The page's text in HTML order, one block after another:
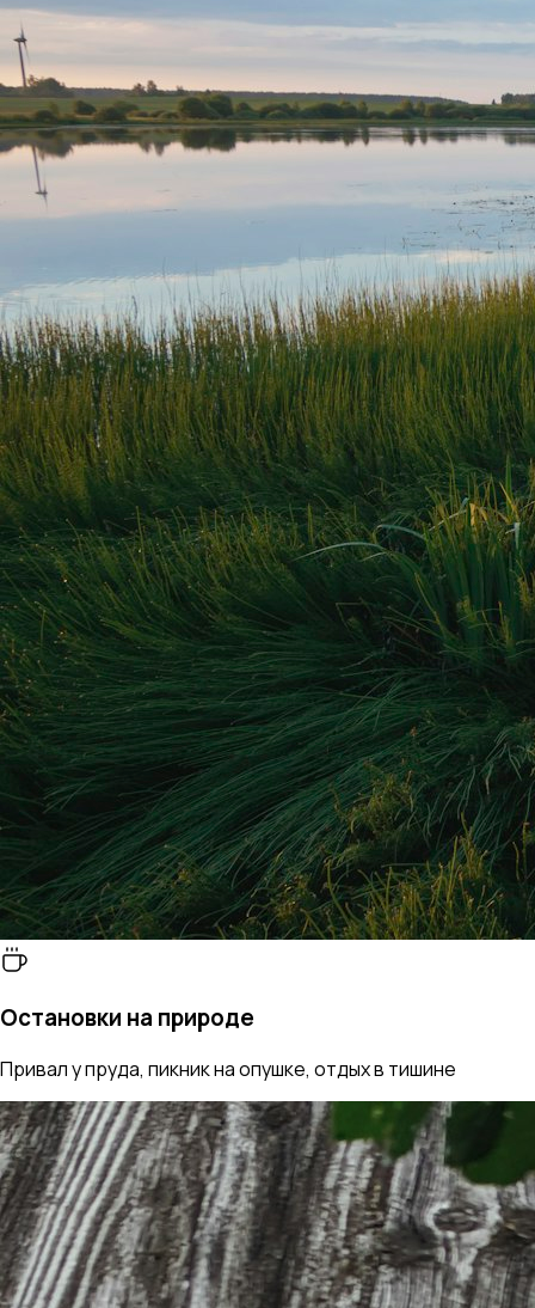
Остановки на природе
Привал у пруда, пикник на опушке, отдых в тишине